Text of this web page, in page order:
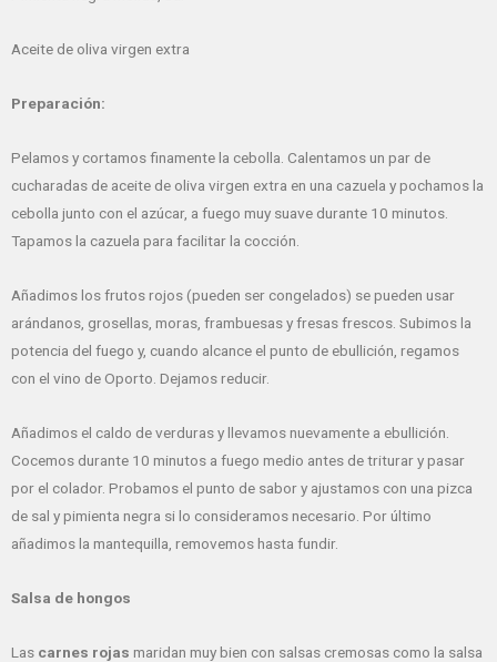
Aceite de oliva virgen extra
Preparación:
Pelamos y cortamos finamente la cebolla. Calentamos un par de
cucharadas de aceite de oliva virgen extra en una cazuela y pochamos la
cebolla junto con el azúcar, a fuego muy suave durante 10 minutos.
Tapamos la cazuela para facilitar la cocción.
Añadimos los frutos rojos (pueden ser congelados) se pueden usar
arándanos, grosellas, moras, frambuesas y fresas frescos. Subimos la
potencia del fuego y, cuando alcance el punto de ebullición, regamos
con el vino de Oporto. Dejamos reducir.
Añadimos el caldo de verduras y llevamos nuevamente a ebullición.
Cocemos durante 10 minutos a fuego medio antes de triturar y pasar
por el colador. Probamos el punto de sabor y ajustamos con una pizca
de sal y pimienta negra si lo consideramos necesario. Por último
añadimos la mantequilla, removemos hasta fundir.
Salsa de hongos
Las carnes rojas maridan muy bien con salsas cremosas como la salsa